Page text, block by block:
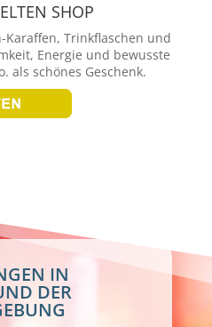
SHOP
Trinkflaschen und
Energie und bewusste
als schönes Geschenk.
IN
DER